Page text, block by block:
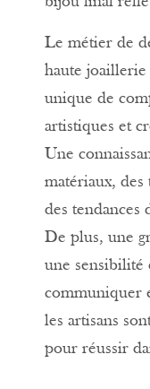
Le métier de
haute
unique de
artistiques et
Une
matériaux,
des tendances
De plus, une
une sensibilité
communiquer
les artisans
pour réussir